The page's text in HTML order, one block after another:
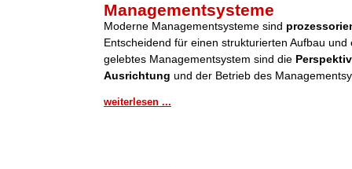
Managementsysteme
Moderne Managementsysteme sind
Entscheidend für einen strukturierten Aufbau
gelebtes Managementsystem sind die
Ausrichtung und der Betrieb des
weiterlesen ...